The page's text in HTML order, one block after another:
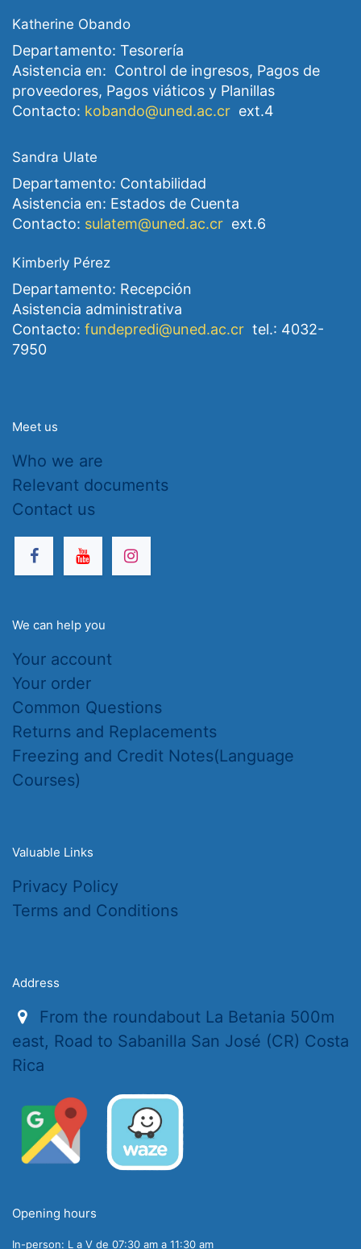
Katherine Obando
Departamento: Tesorería
Asistencia en: Control de ingresos, Pagos de
proveedores, Pagos viáticos y Planillas
Contacto: kobando@uned.ac.cr ext.4
Sandra Ulate
Departamento: Contabilidad
Asistencia en: Estados de Cuenta
Contacto: sulatem@uned.ac.cr ext.6
Kimberly Pérez
Departamento: Recepción
Asistencia administrativa
Contacto: fundepredi@uned.ac.cr tel.: 4032-
7950
Meet us
Who we are
Relevant documents
Contact us
We can help you
Your account
Your order
Common Questions
Returns and Replacements
Freezing and Credit Notes(Language
Courses)
Valuable Links
Privacy Policy
Terms and Conditions
Address
From the roundabout La Betania 500m
east, Road to Sabanilla San José (CR) Costa
Rica
Opening hours
In-person: L a V de 07:30 am a 11:30 am